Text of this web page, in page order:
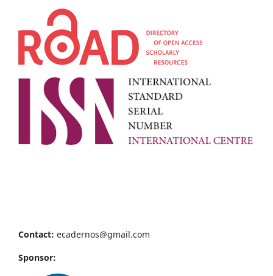
Contact: ecadernos@gmail.com
Sponsor: